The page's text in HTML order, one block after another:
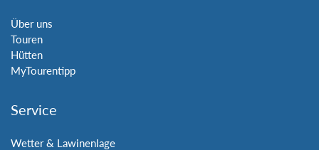
Über uns
Touren
Hütten
MyTourentipp
Service
Wetter & Lawinenlage